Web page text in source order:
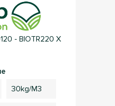
- BIOTR220 X
30kg/m3